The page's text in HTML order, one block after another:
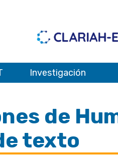
Investigación
de
texto